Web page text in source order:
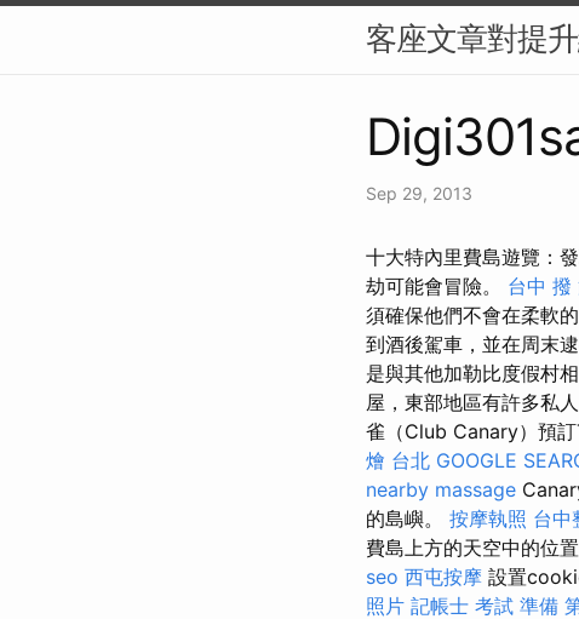
客座文章對提
Sep 29, 2013
十大特內里費島遊覽：
劫可能會冒險。 台中 撥
須確保他們不會在柔軟
到酒後駕車，並在周末
是與其他加勒比度假村相
屋，東部地區有許多私
雀（Club Canary）預
燴 台北 GOOGLE
nearby massage
的島嶼。 按摩執照 台中
費島上方的天空中的位
seo 西屯按摩 設置
照片 記帳士 考試 準備